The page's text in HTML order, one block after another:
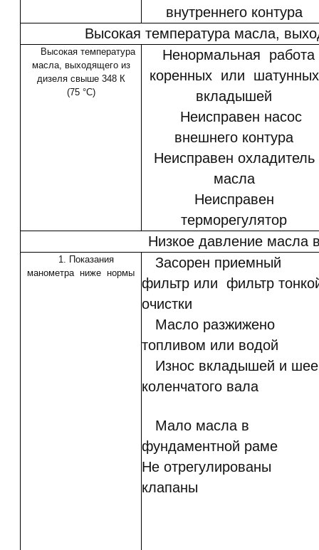
внутреннего контура
Высокая температура масла,
Высокая температура
масла, выходящего из
дизеля свыше 348 К
(75 °С)
Ненормальная работа
коренных или шатунных
вкладышей
Неисправен насос
внешнего контура
Неисправен охладитель
масла
Неисправен
терморегулятор
Низкое давление масла
1. Показания
манометра ниже нормы
Засорен приемный
фильтр или фильтр
очистки
Масло разжижено
топливом или водой
Износ вкладышей и
коленчатого вала
Мало масла в
фундаментной раме
Не отрегулированы
клапаны